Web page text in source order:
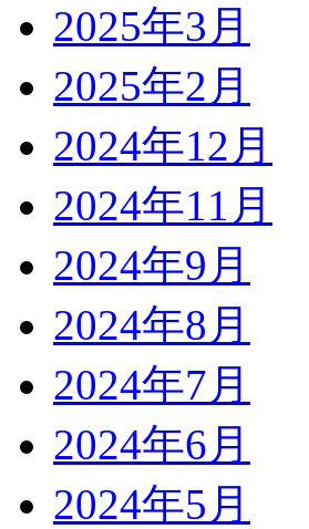
2025年3月
2025年2月
2024年12月
2024年11月
2024年9月
2024年8月
2024年7月
2024年6月
2024年5月